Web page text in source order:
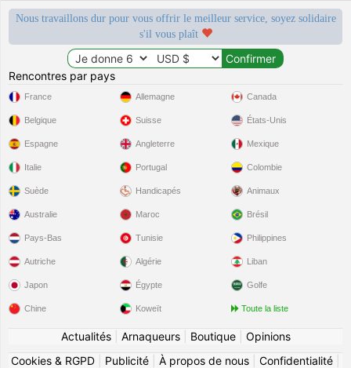
Nous travaillons dur pour vous offrir le meilleur service, soyez solidaire
s'il vous plaît
Rencontres par pays
France
Belgique
Espagne
Italie
Suède
Allemagne
Suisse
Angleterre
Portugal
Handicapés
Canada
États-Unis
Mexique
Colombie
Animaux
Australie
Pays-Bas
Autriche
Japon
Chine
Maroc
Tunisie
Algérie
Égypte
Koweït
Brésil
Philippines
Liban
Golfe
Toute la liste
Actualités| Arnaqueurs| Boutique| Opinions
Cookies & RGPD
Publicité À propos de nous Confidentialité